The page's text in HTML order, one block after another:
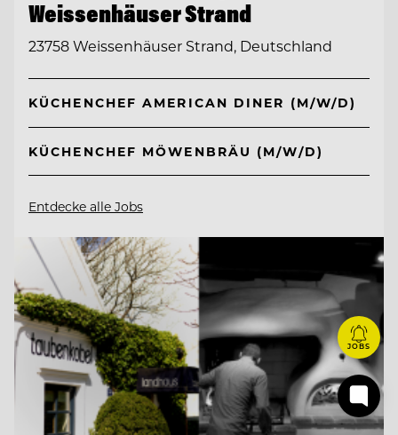
Weissenhäuser Strand
23758 Weissenhäuser Strand, Deutschland
KÜCHENCHEF AMERICAN DINER (M/W/D)
KÜCHENCHEF MÖWENBRÄU (M/W/D)
Entdecke alle Jobs
JOBS